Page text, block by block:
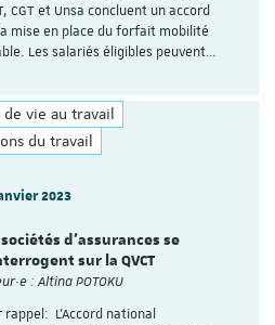
CGT et Unsa concluent un accord
mise en place du forfait mobilité
Les salariés éligibles peuvent…
de vie au travail
du travail
2023
sociétés d’assurances se
sur la QVCT
: Altina POTOKU
rappel: L’Accord national